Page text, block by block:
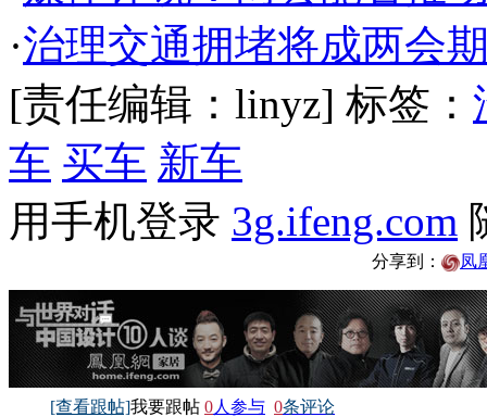
·治理交通拥堵将成两会
[责任编辑：linyz] 标签：
车 买车 新车
用手机登录 3g.ifeng.com
分享到： 凤
[查看跟帖]我要跟帖 0人参与 0条评论